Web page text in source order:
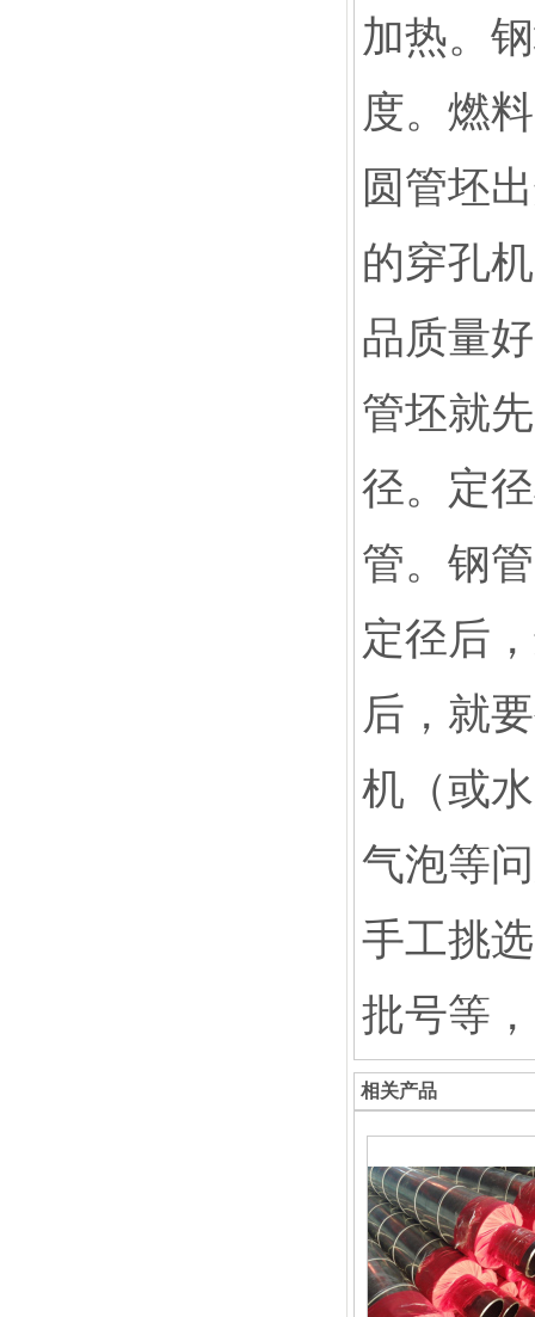
加热。
度。燃
圆管坯
的穿孔
品质量
管坯就
径。定
管。钢
定径后
后，就
机（或
气泡等
手工挑
批号等
相关产品